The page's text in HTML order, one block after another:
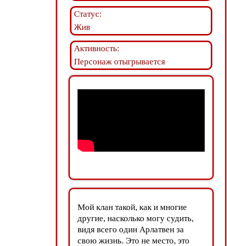
Статус:
Жив
Активность:
Персонаж отыгрывается
Мой клан такой, как и многие
другие, насколько могу судить,
видя всего один Арлатвен за
свою жизнь. Это не место, это